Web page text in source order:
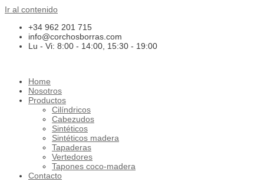
Ir al contenido
+34 962 201 715
info@corchosborras.com
Lu - Vi: 8:00 - 14:00, 15:30 - 19:00
Home
Nosotros
Productos
Cilíndricos
Cabezudos
Sintéticos
Sintéticos madera
Tapaderas
Vertedores
Tapones coco-madera
Contacto